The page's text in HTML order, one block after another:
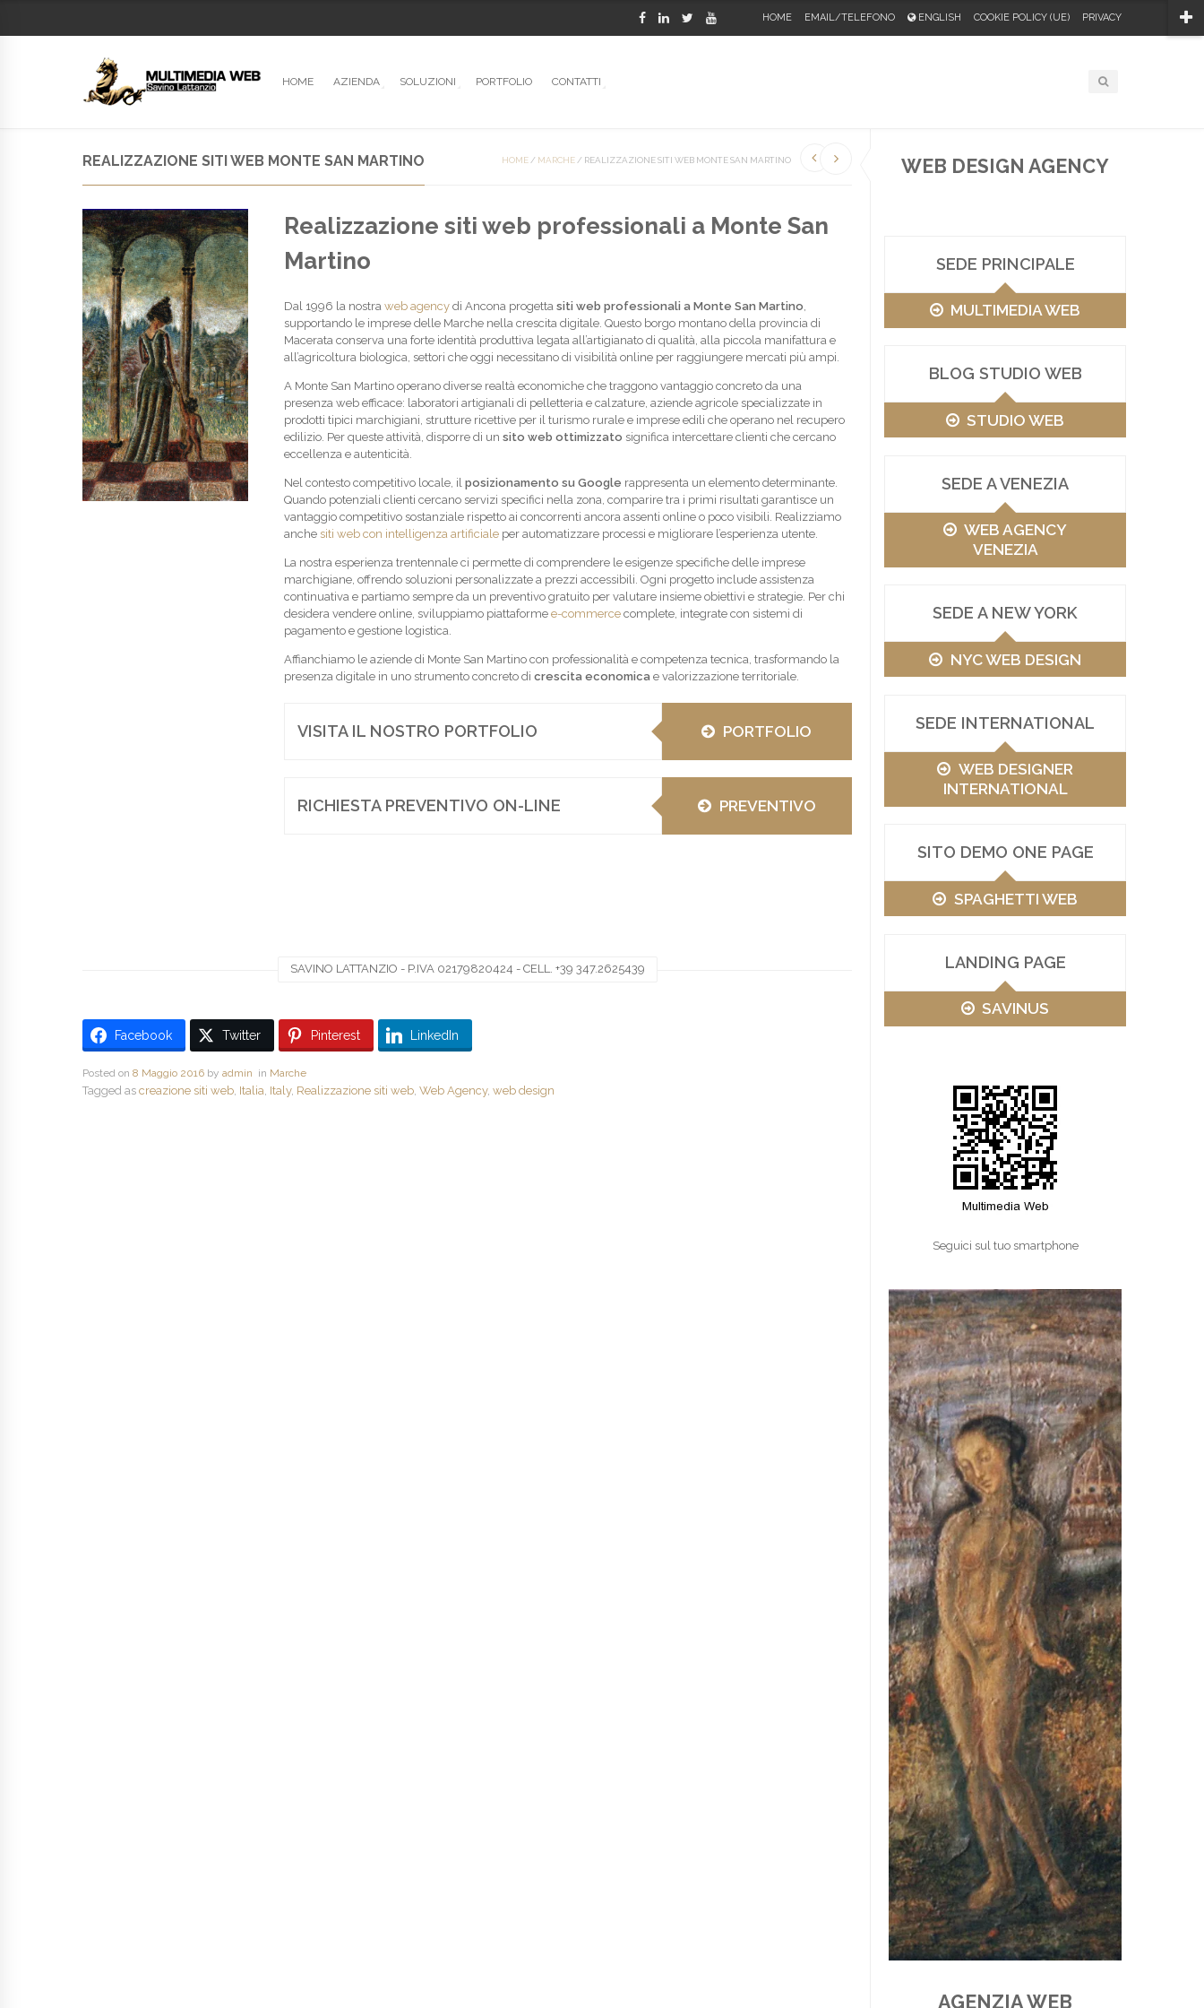
HOME EMAIL/TELEFONO ENGLISH COOKIE POLICY (UE) PRIVACY
HOME AZIENDA SOLUZIONI PORTFOLIO CONTATTI
WEB DESIGN AGENCY
SEDE PRINCIPALE
MULTIMEDIA WEB
BLOG STUDIO WEB
STUDIO WEB
SEDE A VENEZIA
WEB AGENCY
VENEZIA
SEDE A NEW YORK
NYC WEB DESIGN
SEDE INTERNATIONAL
WEB DESIGNER
INTERNATIONAL
SITO DEMO ONE PAGE
SPAGHETTI WEB
LANDING PAGE
SAVINUS
Seguici sul tuo smartphone
AGENZIA WEB
HOME / MARCHE / REALIZZAZIONE SITI WEB MONTE SAN MARTINO
REALIZZAZIONE SITI WEB MONTE SAN MARTINO
Realizzazione siti web professionali a Monte San
Martino
Dal 1996 la nostra web agencydi Ancona progetta siti web professionali a Monte San Martino,
supportando le imprese delle Marche nella crescita digitale. Questo borgo montano della provincia di
Macerata conserva una forte identità produttiva legata all’artigianato di qualità, alla piccola manifattura e
all’agricoltura biologica, settori che oggi necessitano di visibilità online per raggiungere mercati più ampi.
A Monte San Martino operano diverse realtà economiche che traggono vantaggio concreto da una
presenza web efficace: laboratori artigianali di pelletteria e calzature, aziende agricole specializzate in
prodotti tipici marchigiani, strutture ricettive per il turismo rurale e imprese edili che operano nel recupero
edilizio. Per queste attività, disporre di un sito web ottimizzato significa intercettare clienti che cercano
eccellenza e autenticità.
Nel contesto competitivo locale, il posizionamento su Google rappresenta un elemento determinante.
Quando potenziali clienti cercano servizi specifici nella zona, comparire tra i primi risultati garantisce un
vantaggio competitivo sostanziale rispetto ai concorrenti ancora assenti online o poco visibili. Realizziamo
anche siti web con intelligenza artificialeper automatizzare processi e migliorare l’esperienza utente.
La nostra esperienza trentennale ci permette di comprendere le esigenze specifiche delle imprese
marchigiane, offrendo soluzioni personalizzate a prezzi accessibili. Ogni progetto include assistenza
continuativa e partiamo sempre da un preventivo gratuito per valutare insieme obiettivi e strategie. Per chi
desidera vendere online, sviluppiamo piattaforme e-commercecomplete, integrate con sistemi di
pagamento e gestione logistica.
Affianchiamo le aziende di Monte San Martino con professionalità e competenza tecnica, trasformando la
presenza digitale in uno strumento concreto di crescita economicae valorizzazione territoriale.
VISITA IL NOSTRO PORTFOLIO PORTFOLIO
RICHIESTA PREVENTIVO ON-LINE PREVENTIVO
SAVINO LATTANZIO - P.IVA 02179820424 - CELL. +39 347.2625439
Facebook Twitter Pinterest LinkedIn
Posted on 8 Maggio 2016 by admin in Marche
Tagged as creazione siti web Italia Italy, Realizzazione siti web Web Agency, web design